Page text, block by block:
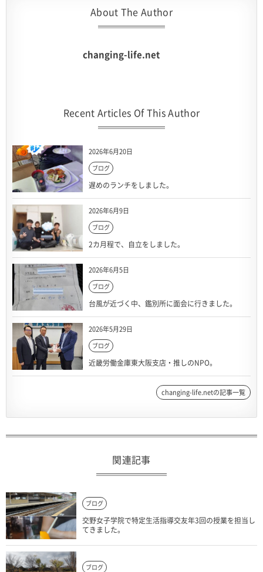
About The Author
changing-life.net
Recent Articles Of This Author
2026年6月20日
ブログ
遅めのランチをしました。
2026年6月9日
ブログ
2カ月程で、自立をしました。
2026年6月5日
ブログ
台風が近づく中、鑑別所に面会に行きました。
2026年5月29日
ブログ
近畿労働金庫東大阪支店・推しのNPO。
changing-life.netの記事一覧
関連記事
ブログ
交野女子学院で特定生活指導交友年3回の授業を担当し
てきました。
ブログ